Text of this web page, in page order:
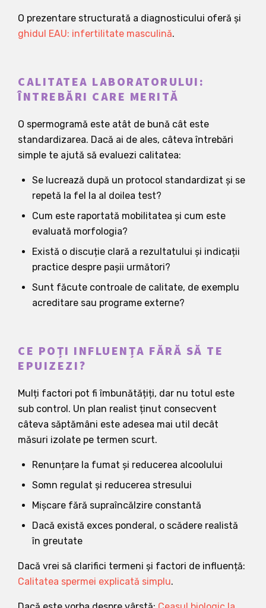
O prezentare structurată a diagnosticului oferă și
ghidul EAU: infertilitate masculină.
CALITATEA LABORATORULUI:
ÎNTREBĂRI CARE MERITĂ
O spermogramă este atât de bună cât este
standardizarea. Dacă ai de ales, câteva întrebări
simple te ajută să evaluezi calitatea:
Se lucrează după un protocol standardizat și se
repetă la fel la al doilea test?
Cum este raportată mobilitatea și cum este
evaluată morfologia?
Există o discuție clară a rezultatului și indicații
practice despre pașii următori?
Sunt făcute controale de calitate, de exemplu
acreditare sau programe externe?
CE POȚI INFLUENȚA FĂRĂ SĂ TE
EPUIZEZI?
Mulți factori pot fi îmbunătățiți, dar nu totul este
sub control. Un plan realist ținut consecvent
câteva săptămâni este adesea mai util decât
măsuri izolate pe termen scurt.
Renunțare la fumat și reducerea alcoolului
Somn regulat și reducerea stresului
Mișcare fără supraîncălzire constantă
Dacă există exces ponderal, o scădere realistă
în greutate
Dacă vrei să clarifici termeni și factori de influență:
Calitatea spermei explicată simplu.